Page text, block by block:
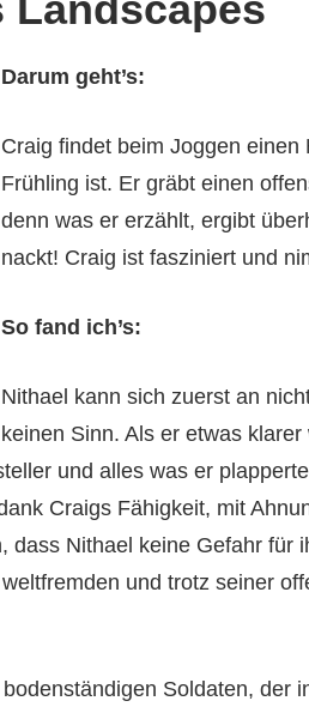
Darum geht’s:
Craig findet beim Joggen
Frühling ist. Er gräbt einen
denn was er erzählt, ergibt
nackt! Craig ist fasziniert und
So fand ich’s:
Nithael kann sich zuerst an
keinen Sinn. Als er etwas
und alles was er
Craigs Fähigkeit, mit
dass Nithael keine Gefahr für
und trotz seiner
Soldaten, der